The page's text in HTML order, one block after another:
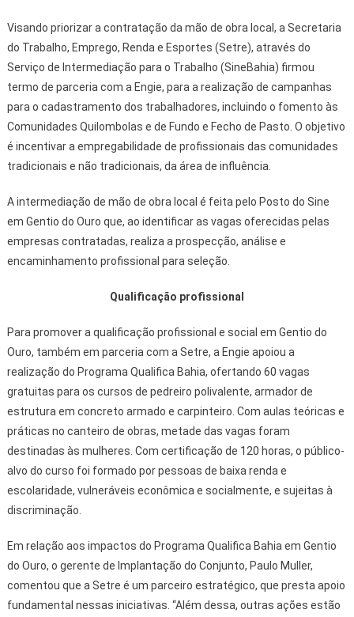
Visando priorizar a contratação da mão de obra local, a Secretaria
do Trabalho, Emprego, Renda e Esportes (Setre), através do
Serviço de Intermediação para o Trabalho (SineBahia) firmou
termo de parceria com a Engie, para a realização de campanhas
para o cadastramento dos trabalhadores, incluindo o fomento às
Comunidades Quilombolas e de Fundo e Fecho de Pasto. O objetivo
é incentivar a empregabilidade de profissionais das comunidades
tradicionais e não tradicionais, da área de influência.
A intermediação de mão de obra local é feita pelo Posto do Sine
em Gentio do Ouro que, ao identificar as vagas oferecidas pelas
empresas contratadas, realiza a prospecção, análise e
encaminhamento profissional para seleção.
Qualificação profissional
Para promover a qualificação profissional e social em Gentio do
Ouro, também em parceria com a Setre, a Engie apoiou a
realização do Programa Qualifica Bahia, ofertando 60 vagas
gratuitas para os cursos de pedreiro polivalente, armador de
estrutura em concreto armado e carpinteiro. Com aulas teóricas e
práticas no canteiro de obras, metade das vagas foram
destinadas às mulheres. Com certificação de 120 horas, o público-
alvo do curso foi formado por pessoas de baixa renda e
escolaridade, vulneráveis econômica e socialmente, e sujeitas à
discriminação.
Em relação aos impactos do Programa Qualifica Bahia em Gentio
do Ouro, o gerente de Implantação do Conjunto, Paulo Muller,
comentou que a Setre é um parceiro estratégico, que presta apoio
fundamental nessas iniciativas. “Além dessa, outras ações estão